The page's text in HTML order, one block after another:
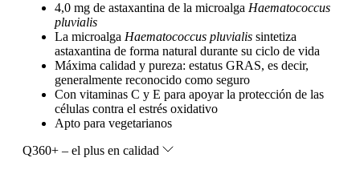
4,0 mg de astaxantina de la microalga Haematococcus
pluvialis
La microalga Haematococcus pluvialis sintetiza
astaxantina de forma natural durante su ciclo de vida
Máxima calidad y pureza: estatus GRAS, es decir,
generalmente reconocido como seguro
Con vitaminas C y E para apoyar la protección de las
células contra el estrés oxidativo
Apto para vegetarianos
Q360+ – el plus en calidad